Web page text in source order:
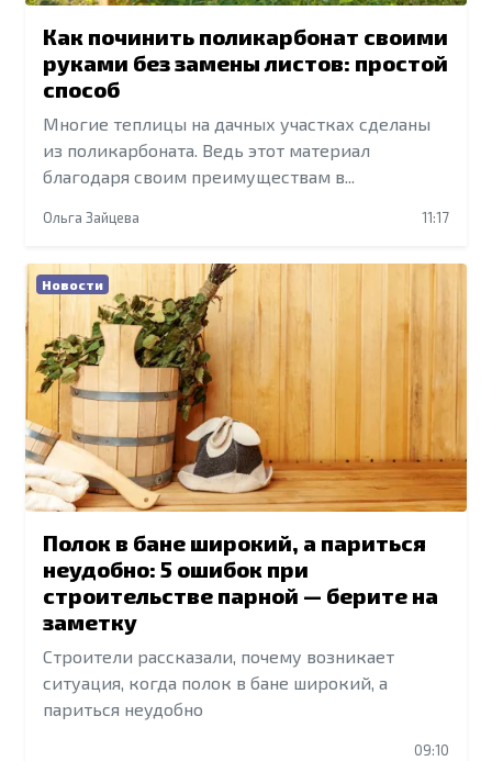
Как починить поликарбонат своими
руками без замены листов: простой
способ
Многие теплицы на дачных участках сделаны
из поликарбоната. Ведь этот материал
благодаря своим преимуществам в...
Ольга Зайцева 11:17
Новости
Полок в бане широкий, а париться
неудобно: 5 ошибок при
строительстве парной — берите на
заметку
Строители рассказали, почему возникает
ситуация, когда полок в бане широкий, а
париться неудобно
09:10